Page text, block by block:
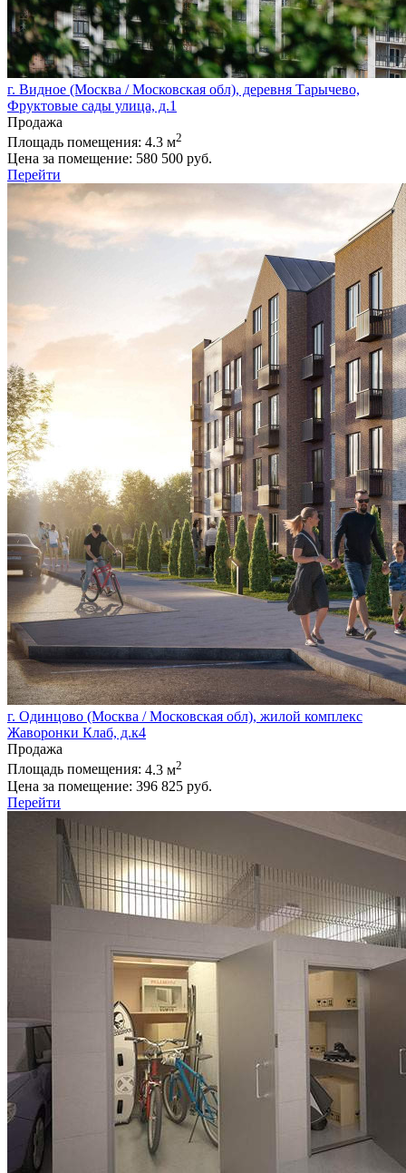
г. Видное (Москва / Московская обл), деревня Тарычево,
Фруктовые сады улица, д.1
Продажа
Площадь помещения: 4.3 м2
Цена за помещение: 580 500 руб.
Перейти
г. Одинцово (Москва / Московская обл), жилой комплекс
Жаворонки Клаб, д.к4
Продажа
Площадь помещения: 4.3 м2
Цена за помещение: 396 825 руб.
Перейти